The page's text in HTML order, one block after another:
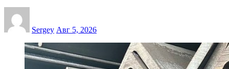
Sergey Авг 5, 2026